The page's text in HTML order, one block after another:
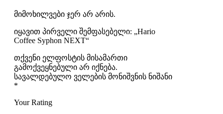
მიმოხილვები ჯერ არ არის.
იყავით პირველი შემფასებელი: „Hario
Coffee Syphon NEXT“
თქვენი ელფოსტის მისამართი
გამოქვეყნებული არ იქნება.
სავალდებულო ველების მონიშვნის ნიშანი
*
Your Rating